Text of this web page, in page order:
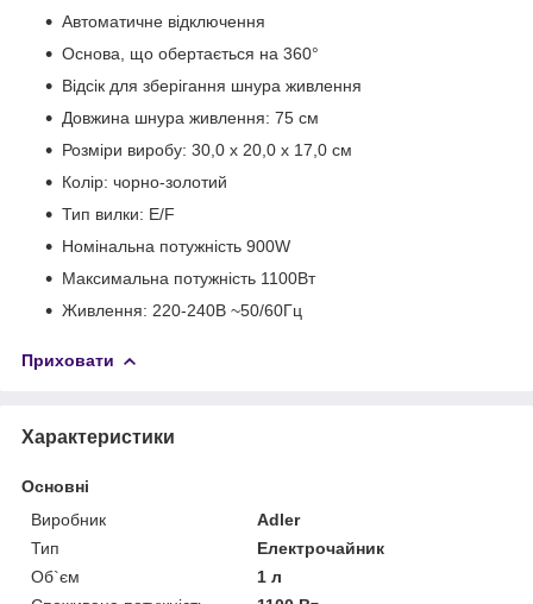
Автоматичне відключення
Основа, що обертається на 360°
Відсік для зберігання шнура живлення
Довжина шнура живлення: 75 см
Розміри виробу: 30,0 х 20,0 х 17,0 см
Колір: чорно-золотий
Тип вилки: E/F
Номінальна потужність 900W
Максимальна потужність 1100Вт
Живлення: 220-240В ~50/60Гц
Приховати
Характеристики
Основні
Виробник
Adler
Тип
Електрочайник
Об`єм
1 л